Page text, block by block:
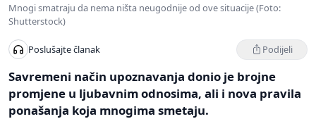
Mnogi smatraju da nema ništa neugodnije od ove situacije (Foto:
Shutterstock)
Poslušajte članak Podijeli
Savremeni način upoznavanja donio je brojne
promjene u ljubavnim odnosima, ali i nova pravila
ponašanja koja mnogima smetaju.